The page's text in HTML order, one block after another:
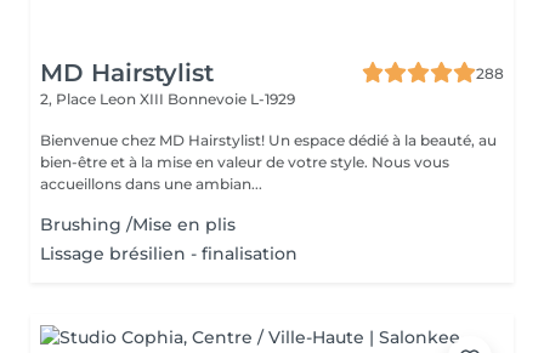
MD Hairstylist
288
2, Place Leon XIII Bonnevoie L-1929
Bienvenue chez MD Hairstylist! Un espace dédié à la beauté, au
bien-être et à la mise en valeur de votre style. Nous vous
accueillons dans une ambian...
Brushing /Mise en plis
Lissage brésilien - finalisation